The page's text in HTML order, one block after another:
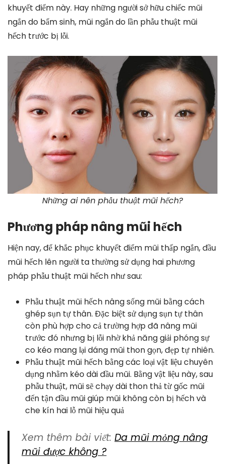
khuyết điểm này. Hay những người sở hữu chiếc mũi
ngắn do bẩm sinh, mũi ngắn do lần phẫu thuật mũi
hếch trước bị lỗi.
Những ai nên phẫu thuật mũi hếch?
Phương pháp nâng mũi hếch
Hiện nay, để khắc phục khuyết điểm mũi thấp ngắn, đầu
mũi hếch lên người ta thường sử dụng hai phương
pháp phẫu thuật mũi hếch như sau:
Phẫu thuật mũi hếch nâng sống mũi bằng cách
ghép sụn tự thân. Đặc biệt sử dụng sụn tự thân
còn phù hợp cho cả trường hợp đã nâng mũi
trước đó nhưng bị lỗi nhờ khả năng giải phóng sự
co kéo mang lại dáng mũi thon gọn, đẹp tự nhiên.
Phẫu thuật mũi hếch bằng các loại vật liệu chuyên
dụng nhằm kéo dài đầu mũi. Bằng vật liệu này, sau
phẫu thuật, mũi sẽ chạy dài thon thả từ gốc mũi
đến tận đầu mũi giúp mũi không còn bị hếch và
che kín hai lỗ mũi hiệu quả
Xem thêm bài viết: Da mũi mỏng nâng
mũi được không ?